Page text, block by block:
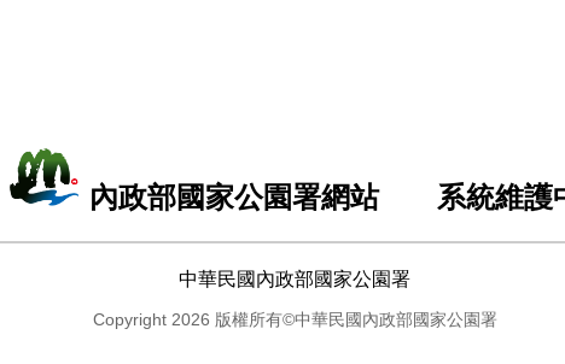
內政部國家公園署網站 系統維護
中華民國內政部國家公園署
Copyright 2026 版權所有©中華民國內政部國家公園署